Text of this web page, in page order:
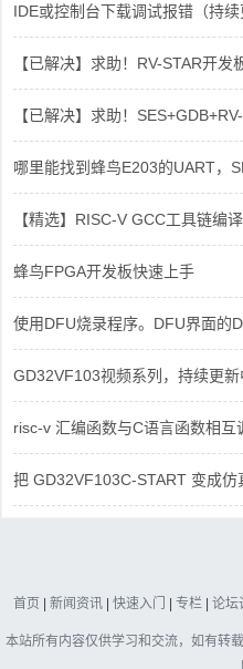
IDE或控制台下载调试报错（持续
【已解决】求助！RV-STAR开
【已解决】求助！
哪里能找到蜂鸟E203的UART，
【精选】RISC-V GCC工具链编
蜂鸟FPGA开发板快速上手
使用DFU烧录程序。DFU界面的
GD32VF103视频系列，持续更新
risc-v 汇编函数与C语言函数相互
把 GD32VF103C-START 变成仿
首页 | 新闻资讯 | 快速入门 | 专栏 | 论坛
本站所有内容仅供学习和交流，如有转